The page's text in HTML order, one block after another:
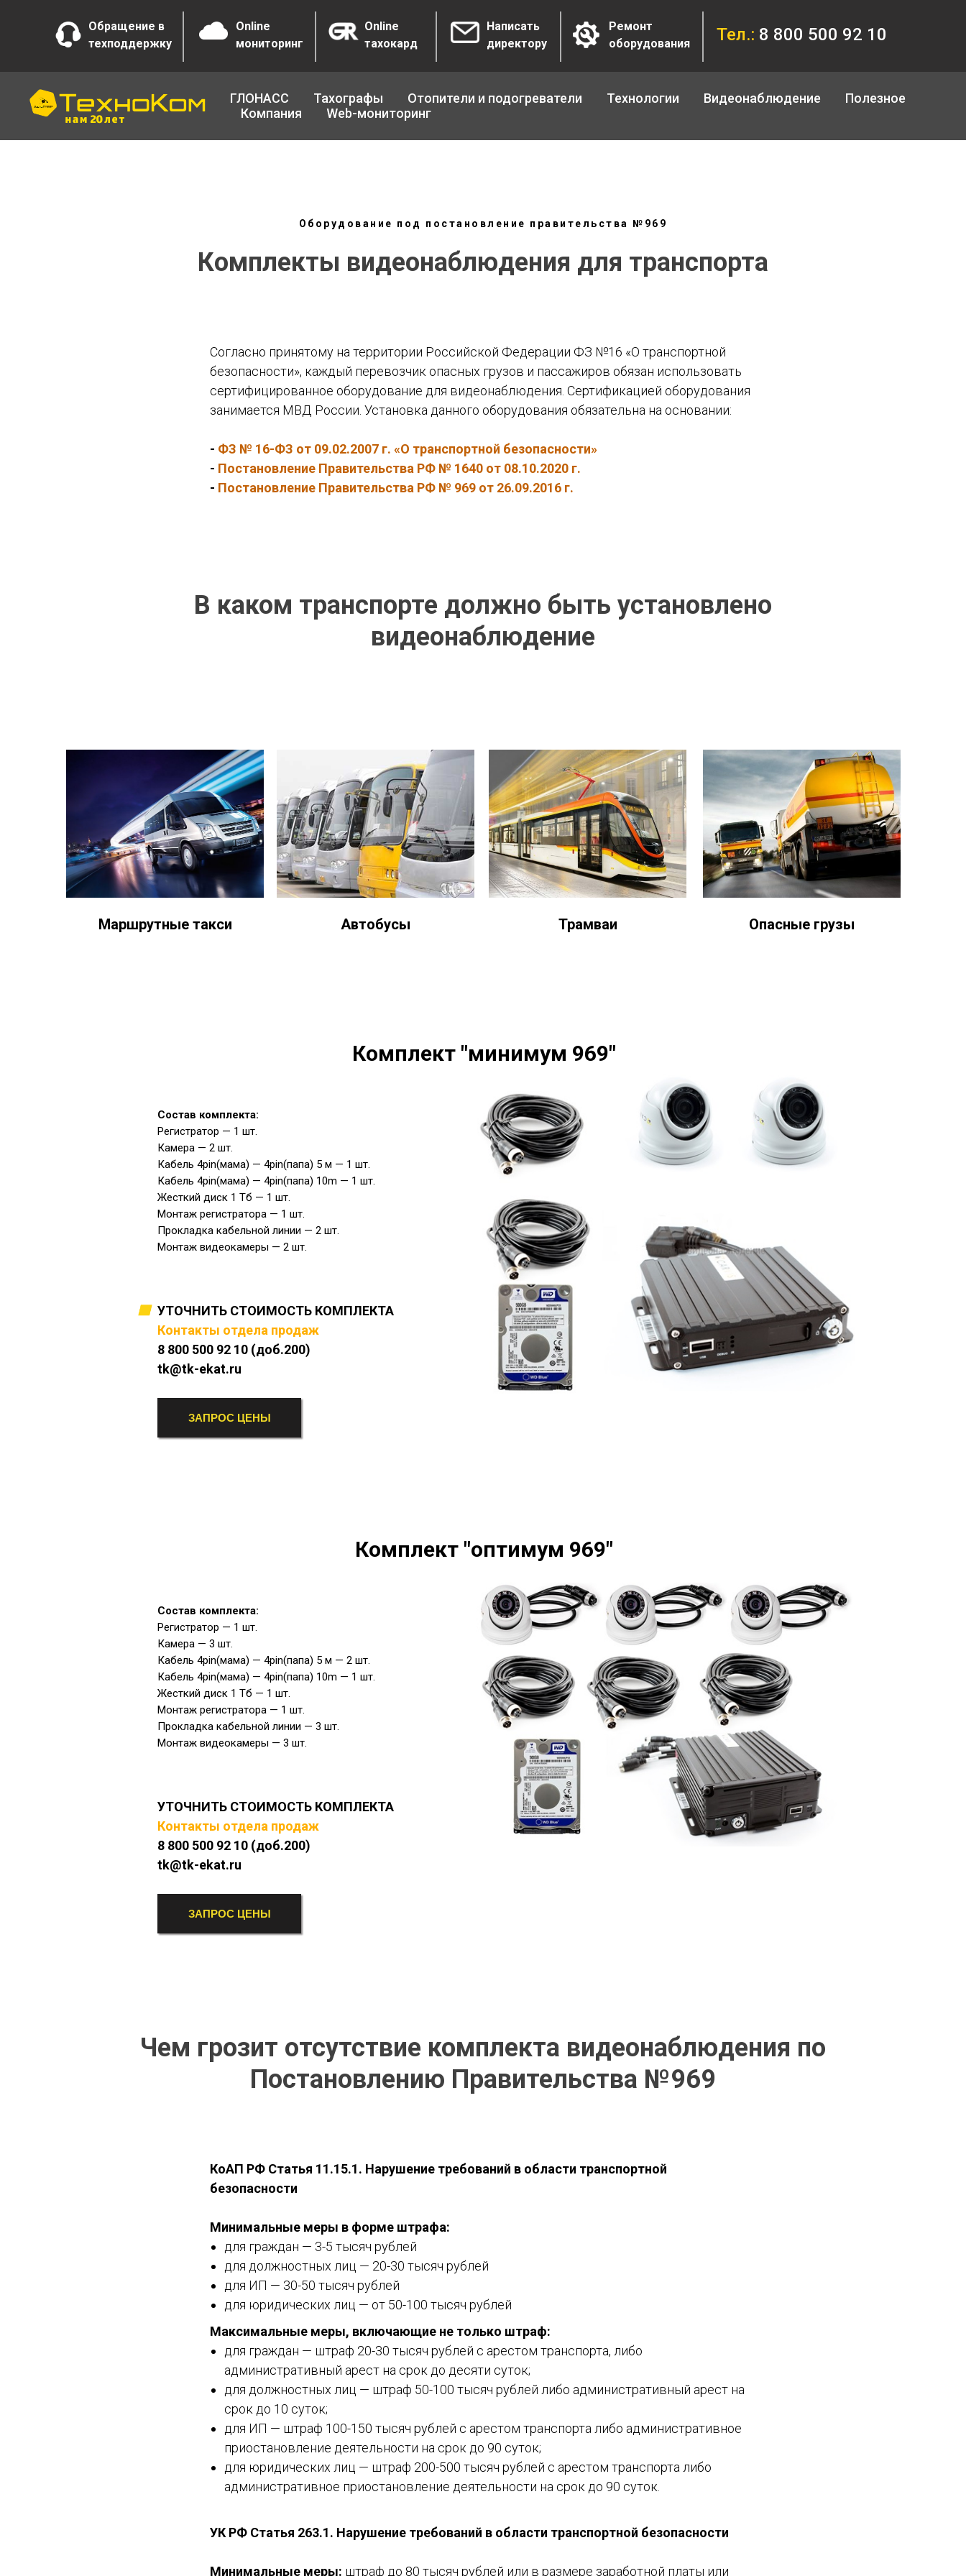
Обращение в
техподдержку
Online
мониторинг
Online
тахокард
Написать
директору
Ремонт
оборудования
Тел.: 8 800 500 92 10
ГЛОНАСС Тахографы Отопители и подогреватели Технологии Видеонаблюдение
Полезное
Компания
Web-мониторинг
Оборудование под постановление правительства №969
Комплекты видеонаблюдения для транспорта
Согласно принятому на территории Российской Федерации ФЗ №16 «О транспортной
безопасности», каждый перевозчик опасных грузов и пассажиров обязан использовать
сертифицированное оборудование для видеонаблюдения. Сертификацией оборудования
занимается МВД России. Установка данного оборудования обязательна на основании:
- ФЗ № 16-ФЗ от 09.02.2007 г. «О транспортной безопасности»
- Постановление Правительства РФ № 1640 от 08.10.2020 г.
- Постановление Правительства РФ № 969 от 26.09.2016 г.
В каком транспорте должно быть установлено
видеонаблюдение
Маршрутные такси Автобусы Трамваи Опасные грузы
Комплект "минимум 969"
УТОЧНИТЬ СТОИМОСТЬ КОМПЛЕКТА
Контакты отдела продаж
8 800 500 92 10 (доб.200)
tk@tk-ekat.ru
Состав комплекта:
Регистратор — 1 шт.
Камера — 2 шт.
Кабель 4pin(мама) — 4pin(папа) 5 м — 1 шт.
Кабель 4pin(мама) — 4pin(папа) 10m — 1 шт.
Жесткий диск 1 Тб — 1 шт.
Монтаж регистратора — 1 шт.
Прокладка кабельной линии — 2 шт.
Монтаж видеокамеры — 2 шт.
ЗАПРОС ЦЕНЫ
Комплект "оптимум 969"
УТОЧНИТЬ СТОИМОСТЬ КОМПЛЕКТА
Контакты отдела продаж
8 800 500 92 10 (доб.200)
tk@tk-ekat.ru
Состав комплекта:
Регистратор — 1 шт.
Камера — 3 шт.
Кабель 4pin(мама) — 4pin(папа) 5 м — 2 шт.
Кабель 4pin(мама) — 4pin(папа) 10m — 1 шт.
Жесткий диск 1 Тб — 1 шт.
Монтаж регистратора — 1 шт.
Прокладка кабельной линии — 3 шт.
Монтаж видеокамеры — 3 шт.
ЗАПРОС ЦЕНЫ
Чем грозит отсутствие комплекта видеонаблюдения по
Постановлению Правительства №969
КоАП РФ Статья 11.15.1. Нарушение требований в области транспортной
безопасности
Минимальные меры в форме штрафа:
для граждан — 3-5 тысяч рублей
для должностных лиц — 20-30 тысяч рублей
для ИП — 30-50 тысяч рублей
для юридических лиц — от 50-100 тысяч рублей
Максимальные меры, включающие не только штраф:
для граждан — штраф 20-30 тысяч рублей с арестом транспорта, либо
административный арест на срок до десяти суток;
для должностных лиц — штраф 50-100 тысяч рублей либо административный арест на
срок до 10 суток;
для ИП — штраф 100-150 тысяч рублей с арестом транспорта либо административное
приостановление деятельности на срок до 90 суток;
для юридических лиц — штраф 200-500 тысяч рублей с арестом транспорта либо
административное приостановление деятельности на срок до 90 суток.
УК РФ Статья 263.1. Нарушение требований в области транспортной безопасности
Минимальные меры: штраф до 80 тысяч рублей или в размере заработной платы или